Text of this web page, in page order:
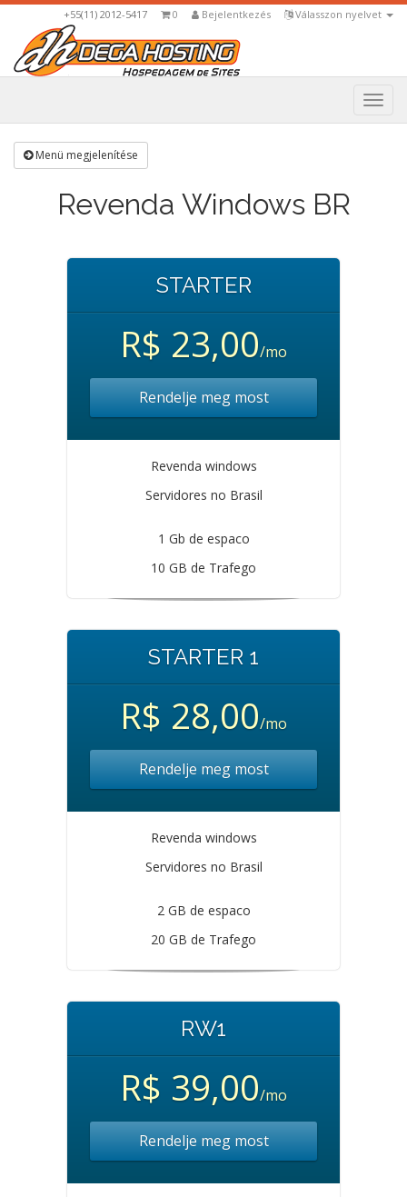
Válasszon nyelvet
Bejelentkezés
0
+55(11) 2012-5417
Menü megjelenítése
Revenda Windows BR
STARTER
R$ 23,00/mo
Rendelje meg most
Revenda windows
Servidores no Brasil
1 Gb de espaco
10 GB de Trafego
STARTER 1
R$ 28,00/mo
Rendelje meg most
Revenda windows
Servidores no Brasil
2 GB de espaco
20 GB de Trafego
RW1
R$ 39,00/mo
Rendelje meg most